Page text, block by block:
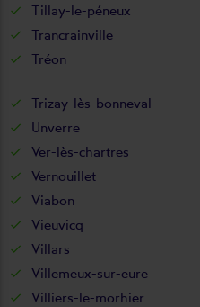
Tillay-le-péneux
Trancrainville
Tréon
Trizay-lès-bonneval
Unverre
Ver-lès-chartres
Vernouillet
Viabon
Vieuvicq
Villars
Villemeux-sur-eure
Villiers-le-morhier